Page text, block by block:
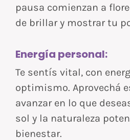
pausa comienzan a
de brillar y mostrar tu
Energía personal:
Te sentís vital, con
optimismo. Aprovechá
avanzar en lo que
sol y la naturaleza
bienestar.